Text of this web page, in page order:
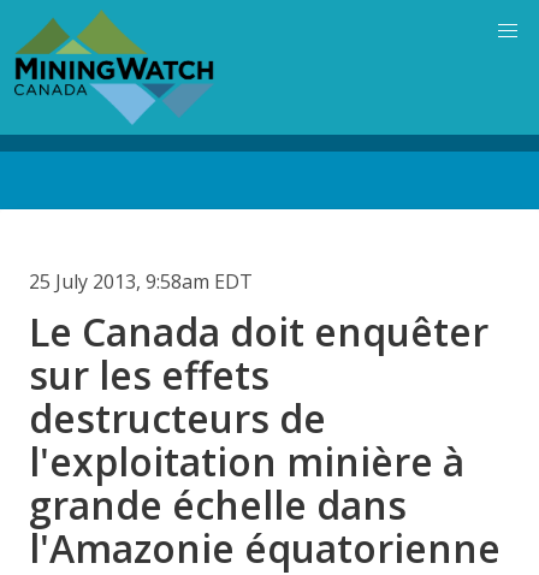
main
content
25 July 2013, 9:58am EDT
Le Canada doit enquêter
sur les effets
destructeurs de
l'exploitation minière à
grande échelle dans
l'Amazonie équatorienne